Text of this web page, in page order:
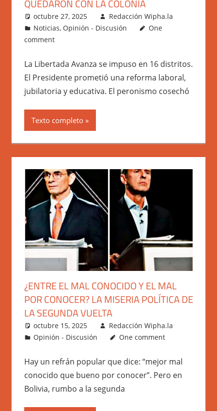
QUEDARON CON LA COLONIA
octubre 27, 2025
Redacción Wipha.la
Noticias, Opinión - Discusión
One
comment
La Libertada Avanza se impuso en 16 distritos.
El Presidente prometió una reforma laboral,
jubilatoria y educativa. El peronismo cosechó
Texto completo
¿ENTRE EL MAL CONOCIDO Y EL MAL
POR CONOCER? LA MISERIA POLÍTICA DE
LA SEGUNDA VUELTA
octubre 15, 2025
Redacción Wipha.la
Opinión - Discusión
One comment
Hay un refrán popular que dice: “mejor mal
conocido que bueno por conocer”. Pero en
Bolivia, rumbo a la segunda